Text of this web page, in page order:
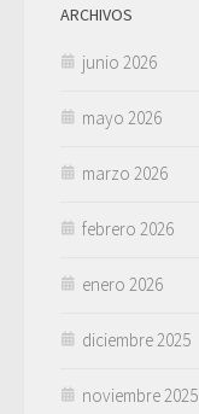
ARCHIVOS
junio 2026
mayo 2026
marzo 2026
febrero 2026
enero 2026
diciembre 2025
noviembre 2025